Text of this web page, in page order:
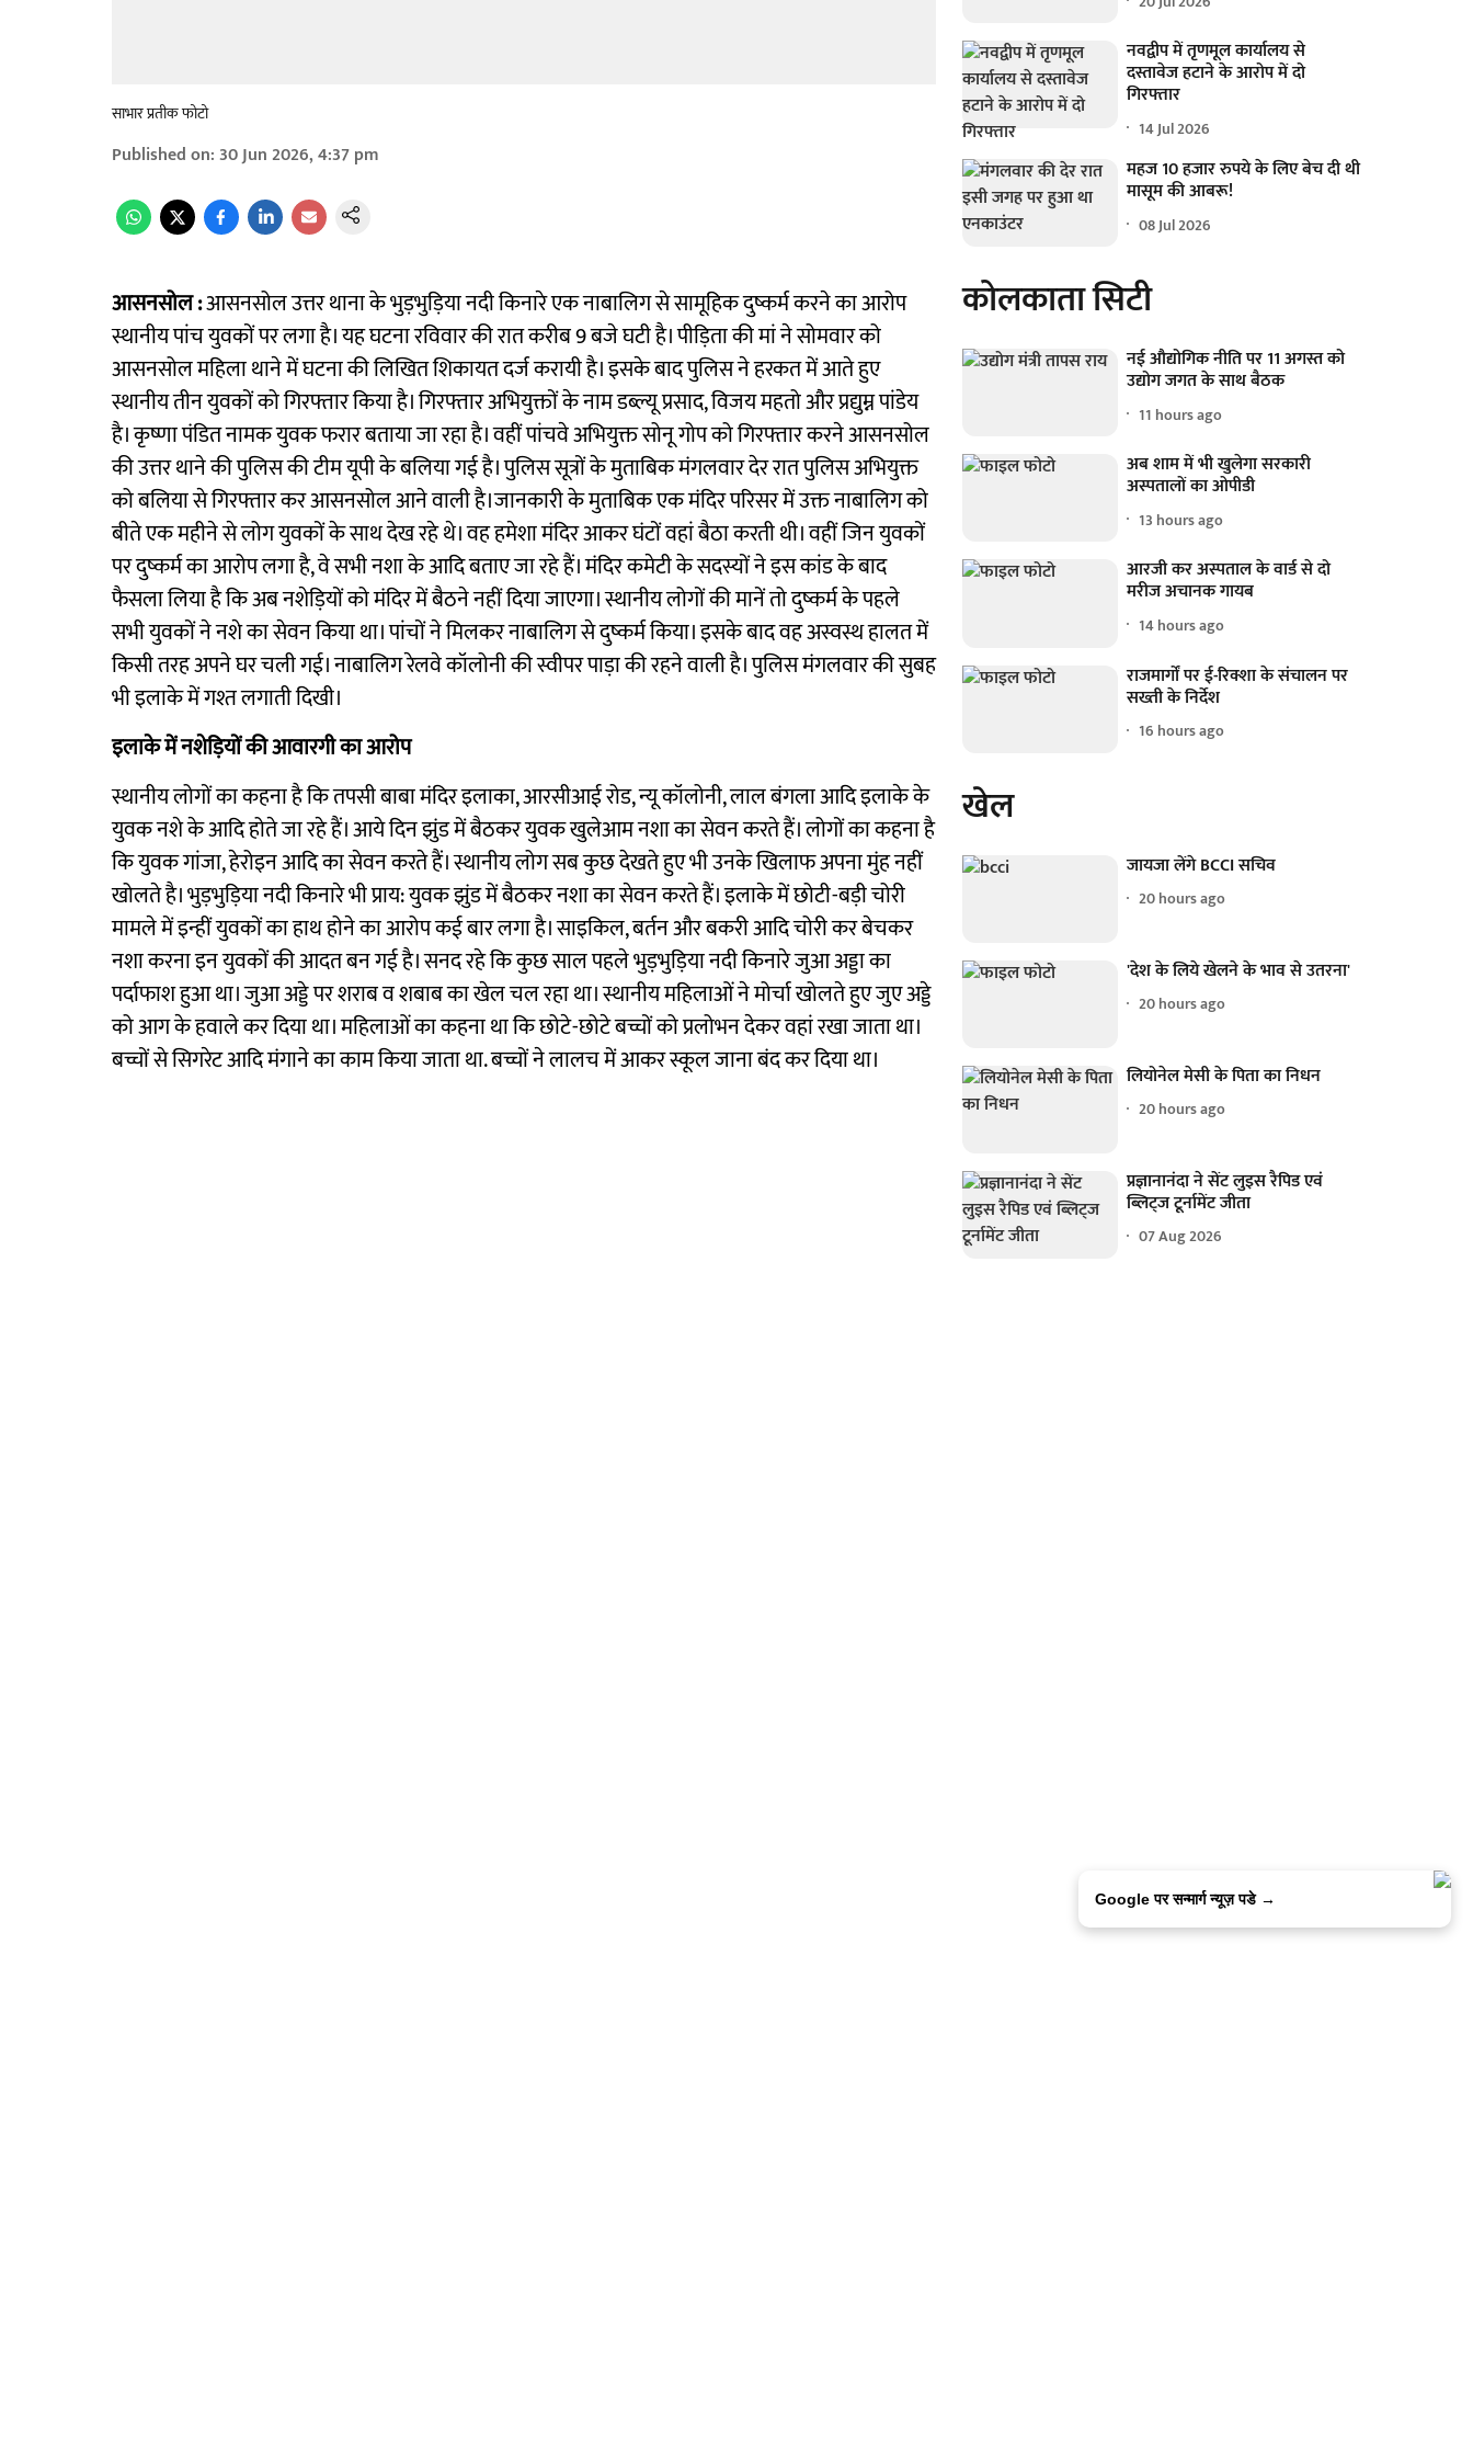
साभार प्रतीक फोटो
Published on:30 Jun 2026, 4:37 pm
आसनसोल :आसनसोल उत्तर थाना के भुड़भुड़िया नदी किनारे एक नाबालिग से सामूहिक दुष्कर्म करने का आरोप
स्थानीय पांच युवकों पर लगा है। यह घटना रविवार की रात करीब 9 बजे घटी है। पीड़िता की मां ने सोमवार को
आसनसोल महिला थाने में घटना की लिखित शिकायत दर्ज करायी है। इसके बाद पुलिस ने हरकत में आते हुए
स्थानीय तीन युवकों को गिरफ्तार किया है। गिरफ्तार अभियुक्तों के नाम डब्ल्यू प्रसाद, विजय महतो और प्रद्युम्न पांडेय
है। कृष्णा पंडित नामक युवक फरार बताया जा रहा है। वहीं पांचवे अभियुक्त सोनू गोप को गिरफ्तार करने आसनसोल
की उत्तर थाने की पुलिस की टीम यूपी के बलिया गई है। पुलिस सूत्रों के मुताबिक मंगलवार देर रात पुलिस अभियुक्त
को बलिया से गिरफ्तार कर आसनसोल आने वाली है।जानकारी के मुताबिक एक मंदिर परिसर में उक्त नाबालिग को
बीते एक महीने से लोग युवकों के साथ देख रहे थे। वह हमेशा मंदिर आकर घंटों वहां बैठा करती थी। वहीं जिन युवकों
पर दुष्कर्म का आरोप लगा है, वे सभी नशा के आदि बताए जा रहे हैं। मंदिर कमेटी के सदस्यों ने इस कांड के बाद
फैसला लिया है कि अब नशेड़ियों को मंदिर में बैठने नहीं दिया जाएगा। स्थानीय लोगों की मानें तो दुष्कर्म के पहले
सभी युवकों ने नशे का सेवन किया था। पांचों ने मिलकर नाबालिग से दुष्कर्म किया। इसके बाद वह अस्वस्थ हालत में
किसी तरह अपने घर चली गई। नाबालिग रेलवे कॉलोनी की स्वीपर पाड़ा की रहने वाली है। पुलिस मंगलवार की सुबह
भी इलाके में गश्त लगाती दिखी।
इलाके में नशेड़ियों की आवारगी का आरोप
स्थानीय लोगों का कहना है कि तपसी बाबा मंदिर इलाका, आरसीआई रोड, न्यू कॉलोनी, लाल बंगला आदि इलाके के
युवक नशे के आदि होते जा रहे हैं। आये दिन झुंड में बैठकर युवक खुलेआम नशा का सेवन करते हैं। लोगों का कहना है
कि युवक गांजा, हेरोइन आदि का सेवन करते हैं। स्थानीय लोग सब कुछ देखते हुए भी उनके खिलाफ अपना मुंह नहीं
खोलते है। भुड़भुड़िया नदी किनारे भी प्राय: युवक झुंड में बैठकर नशा का सेवन करते हैं। इलाके में छोटी-बड़ी चोरी
मामले में इन्हीं युवकों का हाथ होने का आरोप कई बार लगा है। साइकिल, बर्तन और बकरी आदि चोरी कर बेचकर
नशा करना इन युवकों की आदत बन गई है। सनद रहे कि कुछ साल पहले भुड़भुड़िया नदी किनारे जुआ अड्डा का
पर्दाफाश हुआ था। जुआ अड्डे पर शराब व शबाब का खेल चल रहा था। स्थानीय महिलाओं ने मोर्चा खोलते हुए जुए अड्डे
को आग के हवाले कर दिया था। महिलाओं का कहना था कि छोटे-छोटे बच्चों को प्रलोभन देकर वहां रखा जाता था।
बच्चों से सिगरेट आदि मंगाने का काम किया जाता था. बच्चों ने लालच में आकर स्कूल जाना बंद कर दिया था।
नवद्वीप में तृणमूल कार्यालय से
दस्तावेज हटाने के आरोप में दो
गिरफ्तार
14 Jul 2026
महज 10 हजार रुपये के लिए बेच दी थी
मासूम की आबरू!
08 Jul 2026
कोलकाता सिटी
नई औद्योगिक नीति पर 11 अगस्त को
उद्योग जगत के साथ बैठक
11 hours ago
अब शाम में भी खुलेगा सरकारी
अस्पतालों का ओपीडी
13 hours ago
आरजी कर अस्पताल के वार्ड से दो
मरीज अचानक गायब
14 hours ago
राजमार्गों पर ई-रिक्शा के संचालन पर
सख्ती के निर्देश
16 hours ago
खेल
जायजा लेंगे BCCI सचिव
20 hours ago
'देश के लिये खेलने के भाव से उतरना'
20 hours ago
लियोनेल मेसी के पिता का निधन
20 hours ago
प्रज्ञानानंदा ने सेंट लुइस रैपिड एवं
ब्लिट्ज टूर्नामेंट जीता
07 Aug 2026
Google पर सन्मार्ग न्यूज़ पडे →